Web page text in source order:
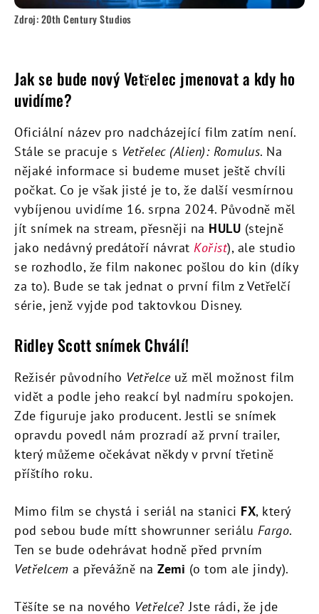
Zdroj: 20th Century Studios
Jak se bude nový Vetřelec jmenovat a kdy ho
uvidíme?
Oficiální název pro nadcházející film zatím není.
Stále se pracuje s Vetřelec (Alien): Romulus. Na
nějaké informace si budeme muset ještě chvíli
počkat. Co je však jisté je to, že další vesmírnou
vybíjenou uvidíme 16. srpna 2024. Původně měl
jít snímek na stream, přesněji na HULU (stejně
jako nedávný predátoří návrat Kořist), ale studio
se rozhodlo, že film nakonec pošlou do kin (díky
za to). Bude se tak jednat o první film z Vetřelčí
série, jenž vyjde pod taktovkou Disney.
Ridley Scott snímek Chválí!
Režisér původního Vetřelceuž měl možnost film
vidět a podle jeho reakcí byl nadmíru spokojen.
Zde figuruje jako producent. Jestli se snímek
opravdu povedl nám prozradí až první trailer,
který můžeme očekávat někdy v první třetině
příštího roku.
Mimo film se chystá i seriál na stanici FX, který
pod sebou bude mítt showrunner seriálu Fargo.
Ten se bude odehrávat hodně před prvním
Vetřelcem a převážně na Zemi (o tom ale jindy).
Těšíte se na nového Vetřelce? Jste rádi, že jde